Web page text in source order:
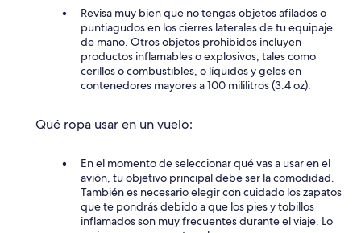
Revisa muy bien que no tengas objetos afilados o
puntiagudos en los cierres laterales de tu equipaje
de mano. Otros objetos prohibidos incluyen
productos inflamables o explosivos, tales como
cerillos o combustibles, o líquidos y geles en
contenedores mayores a 100 mililitros (3.4 oz).
Qué ropa usar en un vuelo:
En el momento de seleccionar qué vas a usar en el
avión, tu objetivo principal debe ser la comodidad.
También es necesario elegir con cuidado los zapatos
que te pondrás debido a que los pies y tobillos
inflamados son muy frecuentes durante el viaje. Lo